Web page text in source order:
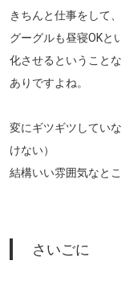
きちんと仕事をして
グーグルも昼寝OK
化させるということ
ありですよね。
変にギツギツしてい
けない）
結構いい雰囲気なと
さいごに